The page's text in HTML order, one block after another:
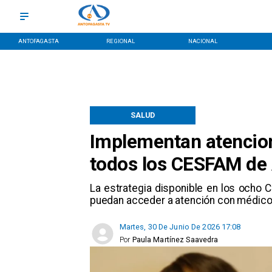
ANTOFAGASTA REGIONAL NACIONAL
Implementan
todos los CESFAM
La estrategia disponible en los ocho
puedan acceder a atención con
SALUD
Martes, 30 De Junio De 2026 17:08
Paula Martínez Saavedra
Por